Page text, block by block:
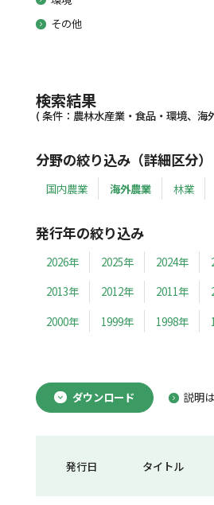
その他
検索結果
( 条件：農林水産業・食品・環境、海
分野の絞り込み（詳細区分）
国内農業 海外農業 林業
発行年の絞り込み
2026年 2025年 2024年
2013年
2012年 2011年
2000年
1999年 1998年
ダウンロード 説明
発行日 タイトル